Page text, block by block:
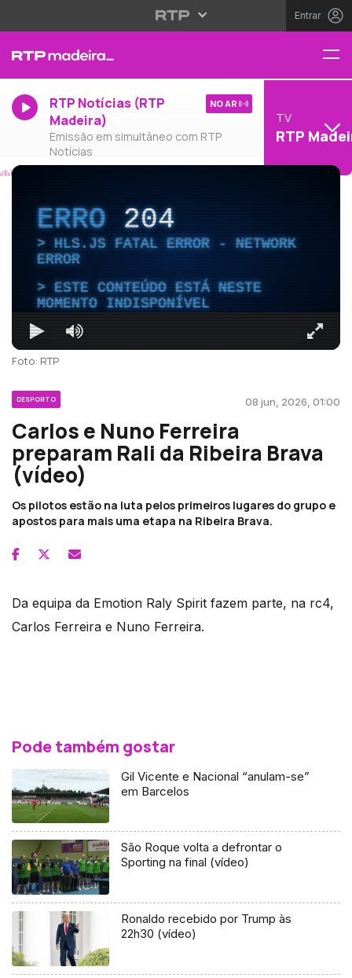
Entrar
RTP Notícias (RTP
Madeira)
Emissão em simultâneo com RTP
Notícias
NO AR
TV
RTP
ERRO204
HLS.JS FATAL ERROR - NETWORK
ERROR
ESTE CONTEÚDO ESTÁ NESTE
MOMENTO INDISPONÍVEL
Foto: RTP
DESPORTO 08 jun, 2026, 01:00
Carlos e Nuno Ferreira
preparam Rali da Ribeira Brava
(vídeo)
Os pilotos estão na luta pelos primeiros lugares do grupo e
apostos para mais uma etapa na Ribeira Brava.
Da equipa da Emotion Raly Spirit fazem parte, na rc4,
Carlos Ferreira e Nuno Ferreira.
Pode também gostar
Gil Vicente e Nacional “anulam-se”
em Barcelos
São Roque volta a defrontar o
Sporting na final (vídeo)
Ronaldo recebido por Trump às
22h30 (vídeo)